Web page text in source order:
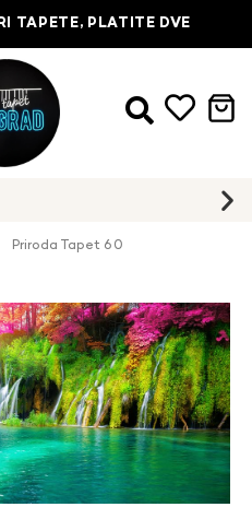
TAPETE, PLATITE DVE
Priroda Tapet 60